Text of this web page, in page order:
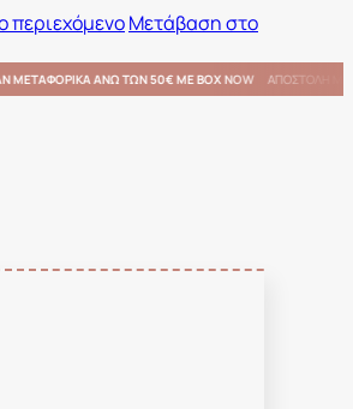
περιεχόμενοΜετάβαση στο
NOW ΔΩΡΕΑΝ ΜΕΤΑΦΟΡΙΚΑ ΑΝΩ ΤΩΝ 50€ ΜΕ BOX NOW